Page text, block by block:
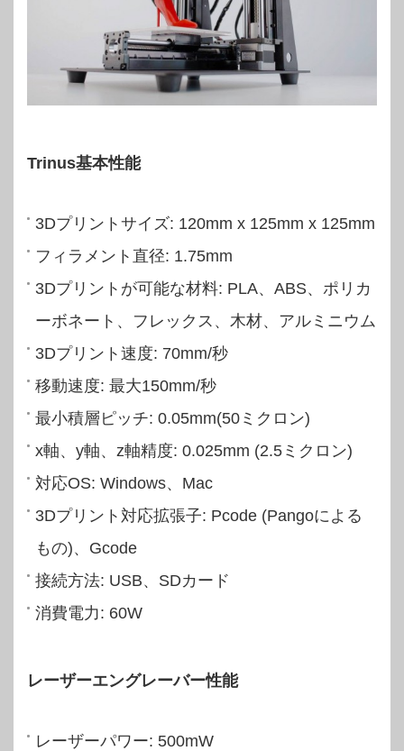
Trinus基本性能
3Dプリントサイズ: 120mm x 125mm x 125mm
フィラメント直径: 1.75mm
3Dプリントが可能な材料: PLA、ABS、ポリカ
ーボネート、フレックス、木材、アルミニウム
3Dプリント速度: 70mm/秒
移動速度: 最大150mm/秒
最小積層ピッチ: 0.05mm(50ミクロン)
x軸、y軸、z軸精度: 0.025mm (2.5ミクロン)
対応OS: Windows、Mac
3Dプリント対応拡張子: Pcode (Pangoによる
もの)、Gcode
接続方法: USB、SDカード
消費電力: 60W
レーザーエングレーバー性能
レーザーパワー: 500mW